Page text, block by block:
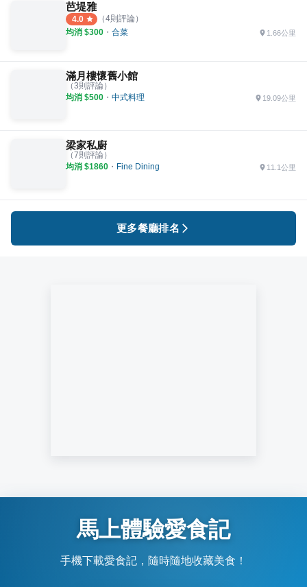
芭堤雅
4.0 （4則評論）
均消 $300 ・ 合菜 1.66公里
滿月樓懷舊小館
（3則評論）
均消 $500 ・ 中式料理 19.09公里
梁家私廚
（7則評論）
均消 $1860 ・ Fine Dining 11.1公里
更多餐廳排名
馬上體驗愛食記
手機下載愛食記，隨時隨地收藏美食！